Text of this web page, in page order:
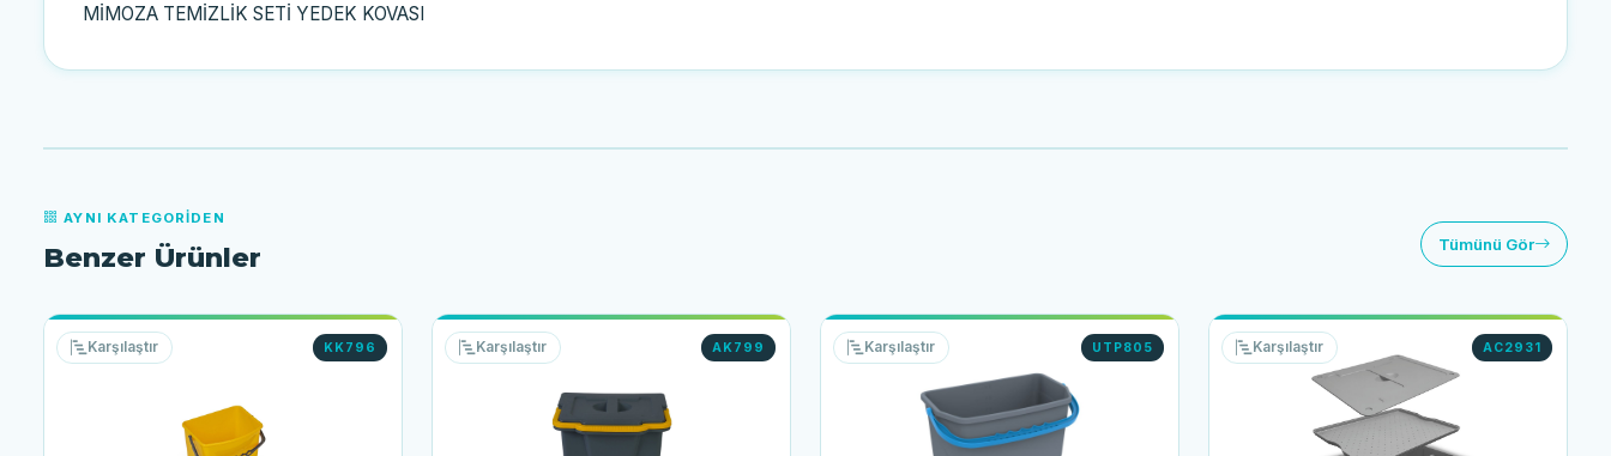
MİMOZA TEMİZLİK SETİ YEDEK KOVASI
AYNI KATEGORIDEN
Benzer Ürünler Tümünü Gör
KK796
Karşılaştır AK799
Karşılaştır UTP805
Karşılaştır AC2931
Karşılaştır